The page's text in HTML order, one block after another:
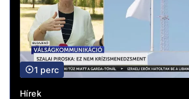
1 perc
Hírek